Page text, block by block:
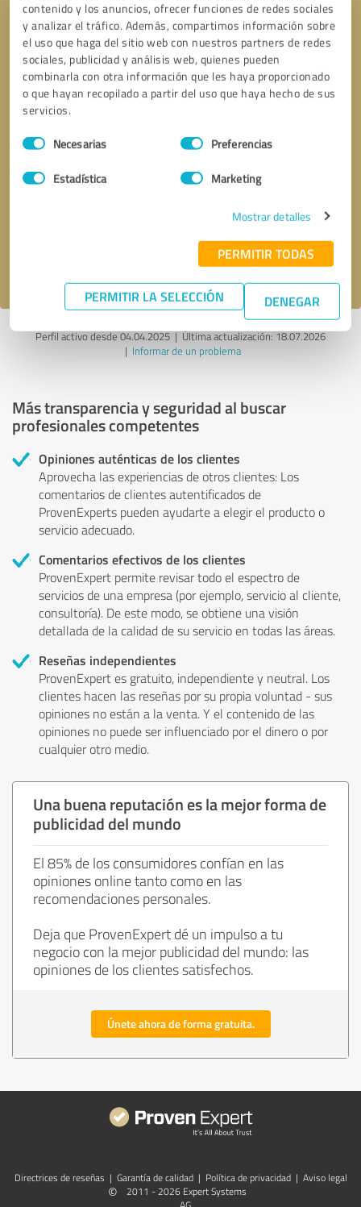
contenido y los anuncios, ofrecer funciones de redes sociales
y analizar el tráfico. Además, compartimos información sobre
el uso que haga del sitio web con nuestros partners de redes
sociales, publicidad y análisis web, quienes pueden
combinarla con otra información que les haya proporcionado
o que hayan recopilado a partir del uso que haya hecho de sus
servicios.
Selección
de
Necesarias Preferencias
Estadística Marketing
Mostrar detalles
PERMITIR TODAS
PERMITIR LA SELECCIÓN DENEGAR
Solicitar una llamada * campos obligatorios
Perfil activo desde 04.04.2025 |Última actualización: 18.07.2026
| Informar de un problema
Más transparencia y seguridad al buscar
profesionales competentes
Opiniones auténticas de los clientes
Aprovecha las experiencias de otros clientes: Los
comentarios de clientes autentificados de
ProvenExperts pueden ayudarte a elegir el producto o
servicio adecuado.
Comentarios efectivos de los clientes
ProvenExpert permite revisar todo el espectro de
servicios de una empresa (por ejemplo, servicio al cliente,
consultoría). De este modo, se obtiene una visión
detallada de la calidad de su servicio en todas las áreas.
Reseñas independientes
ProvenExpert es gratuito, independiente y neutral. Los
clientes hacen las reseñas por su propia voluntad - sus
opiniones no están a la venta. Y el contenido de las
opiniones no puede ser influenciado por el dinero o por
cualquier otro medio.
Una buena reputación es la mejor forma de
publicidad del mundo
El 85% de los consumidores confían en las
opiniones online tanto como en las
recomendaciones personales.
Deja que ProvenExpert dé un impulso a tu
negocio con la mejor publicidad del mundo: las
opiniones de los clientes satisfechos.
Únete ahora de forma gratuita.
Directrices de reseñas | Garantía de calidad | Política de privacidad | Aviso legal
©
2011 - 2026 Expert Systems